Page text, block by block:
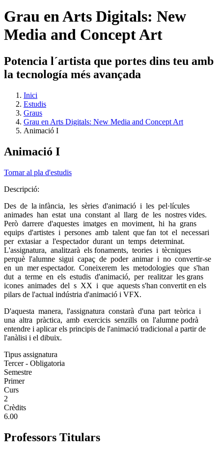
Grau en Arts Digitals: New
Media and Concept Art
Potencia l´artista que portes dins teu amb
la tecnología més avançada
Inici
Estudis
Graus
Grau en Arts Digitals: New Media and Concept Art
Animació I
Animació I
Tornar al pla d'estudis
Descripció:
Des de la infància, les sèries d'animació i les pel·lícules
animades han estat una constant al llarg de les nostres vides.
Però darrere d'aquestes imatges en moviment, hi ha grans
equips d'artistes i persones amb talent que fan tot el necessari
per extasiar a l'espectador durant un temps determinat.
L'assignatura, analitzarà els fonaments, teories i tècniques
perquè l'alumne sigui capaç de poder animar i no convertir-se
en un mer espectador. Coneixerem les metodologies que s'han
dut a terme en els estudis d'animació, per realitzar les grans
icones animades del s XX i que aquests s'han convertit en els
pilars de l'actual indústria d'animació i VFX.
D'aquesta manera, l'assignatura constarà d'una part teòrica i
una altra pràctica, amb exercicis senzills on l'alumne podrà
entendre i aplicar els principis de l'animació tradicional a partir de
l'anàlisi i el dibuix.
Tipus assignatura
Tercer - Obligatoria
Semestre
Primer
Curs
2
Crèdits
6.00
Professors Titulars